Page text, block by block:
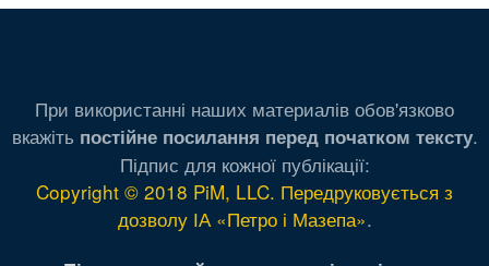
При використанні наших материалів обов'язково
вкажіть постійне посилання перед початком тексту.
Підпис для кожної публікації:
Copyright © 2018 PiM, LLC. Передруковується з
дозволу ІА «Петро і Мазепа».